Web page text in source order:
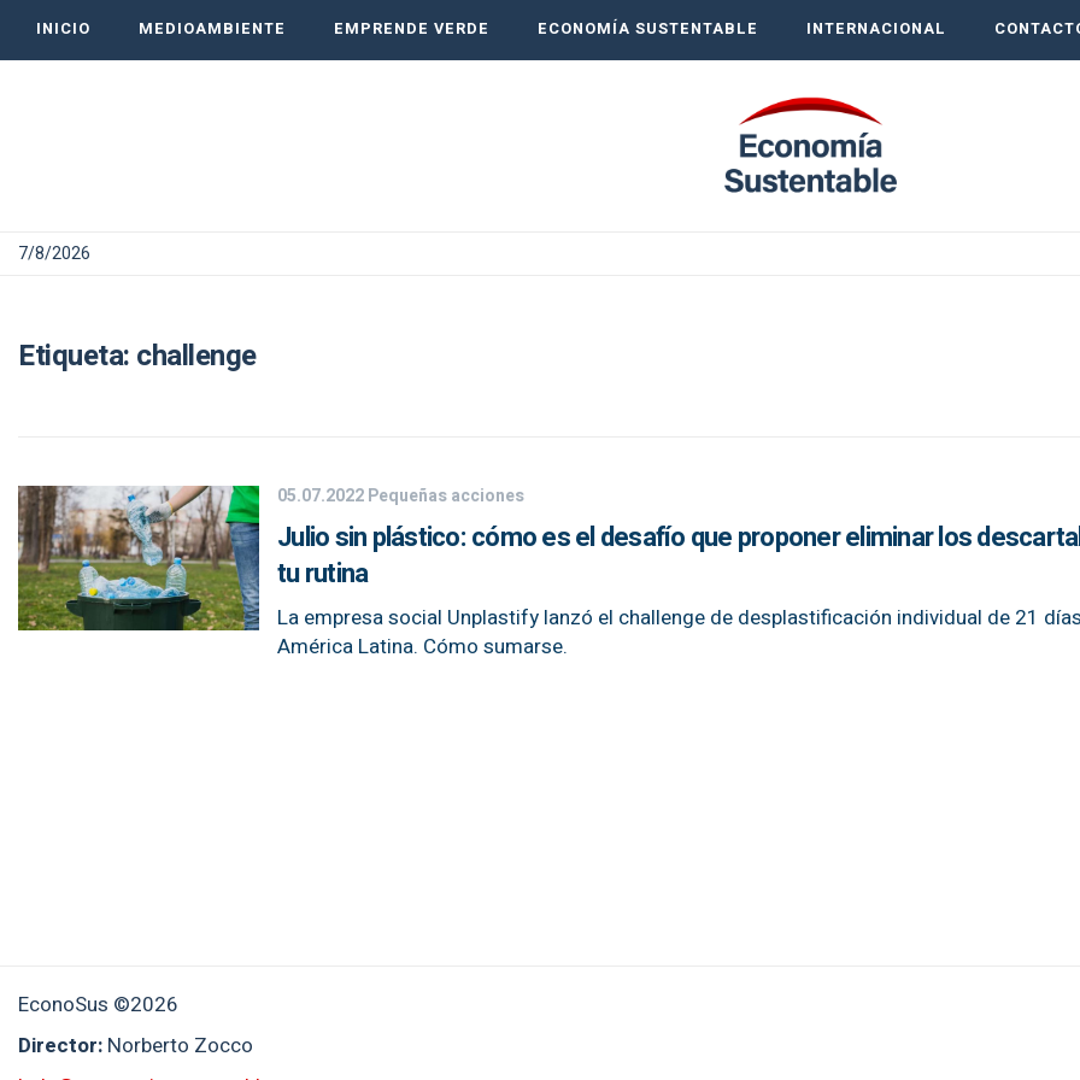
INICIO MEDIOAMBIENTE EMPRENDE VERDE ECONOMÍA SUSTENTABLE INTERNACIONAL
7/8/2026
Etiqueta: challenge
05.07.2022Pequeñas acciones
Julio sin plástico: cómo es el desafío que proponer eliminar los
tu rutina
La empresa social Unplastify lanzó el challenge de desplastificación individual de 21
América Latina. Cómo sumarse.
EconoSus ©2026
Director: Norberto Zocco